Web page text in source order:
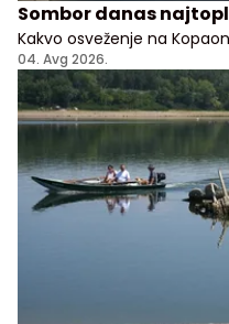
Sombor danas
Kakvo osveženje na
Celzijusa!
04. Avg 2026.